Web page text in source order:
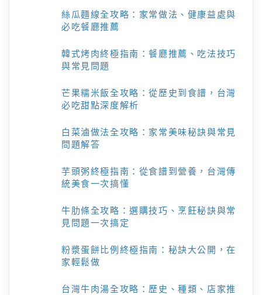
絲瓜麵線全攻略：家常做法、健康益處與
必吃餐廳推薦
韓式烤肉終極指南：餐廳推薦、吃法技巧
與常見問題
芒果糯米飯全攻略：從歷史到食譜，台灣
必吃甜點深度解析
白菜滷做法全攻略：家常美味秘訣與常見
問題解答
芋頭粥終極指南：從食譜到營養，台灣傳
統美食一次搞懂
牛肋條全攻略：選購技巧、烹飪秘訣與常
見問題一次搞定
粉漿蛋餅比例終極指南：秘訣大公開，在
家輕鬆做
台灣牛肉湯全攻略：歷史、種類、店家推